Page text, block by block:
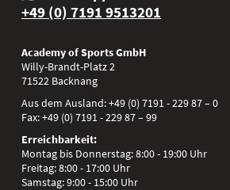
+49 (0) 7191 9513201
Academy of Sports GmbH
Willy-Brandt-Platz 2
71522 Backnang
Aus dem Ausland:+49 (0) 7191 - 229 87 – 0
Fax:+49 (0) 7191 - 229 87 – 99
Erreichbarkeit:
Montag bis Donnerstag: 8:00 - 19:00 Uhr
Freitag: 8:00 - 17:00 Uhr
Samstag: 9:00 - 15:00 Uhr